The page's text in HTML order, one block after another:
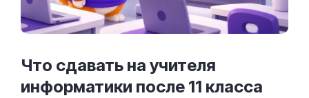
Что сдавать на учителя
информатики после 11 класса